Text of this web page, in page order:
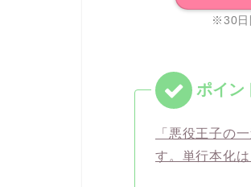
※30日
「悪役王子の
す。単行本化